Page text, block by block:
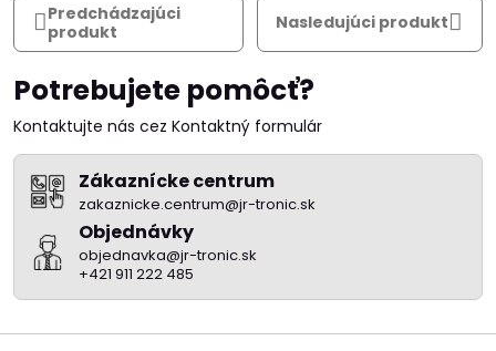
Predchádzajúci
produkt
Nasledujúci produkt
Potrebujete pomôcť?
Kontaktujte nás cez Kontaktný formulár
Zákaznícke centrum
zakaznicke.centrum@jr-tronic.sk
Objednávky
objednavka@jr-tronic.sk
+421 911 222 485